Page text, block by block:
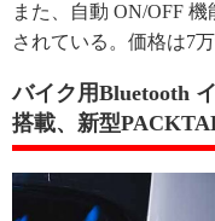
また、自動 ON/OFF
されている。価格は7
バイク用Bluetooth
搭載、新型